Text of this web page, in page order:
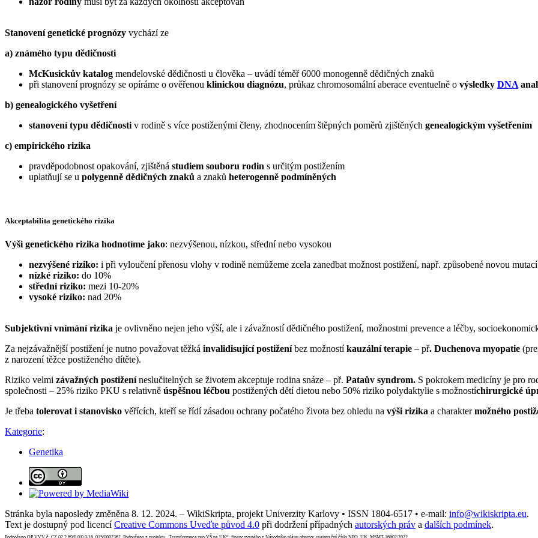
Stanovení genetické prognózy vychází ze
a) známého typu dědičnosti
McKusickův katalog mendelovské dědičnosti u člověka – uvádí téměř 6000 monogenně dědičných znaků
při stanovení prognózy se opíráme o ověřenou klinickou diagnózu, průkaz chromosomální aberace eventuelně o výsledky DNA
b) genealogického vyšetření
stanovení typu dědičnosti v rodině s více postiženými členy, zhodnocením štěpných poměrů zjištěných genealogickým vyšetřením
c) empirického rizika
pravděpodobnost opakování, zjištěná studiem souboru rodin s určitým postižením
uplatňují se u polygenně dědičných znaků a znaků heterogenně podmíněných
Akceptabilita genetického rizika
Výši genetického rizika hodnotíme jako: nezvýšenou, nízkou, střední nebo vysokou
nezvýšené riziko: i při vyloučení přenosu vlohy v rodině nemůžeme zcela zanedbat možnost postižení, např. způsobené novou mutací
nízké riziko: do 10%
střední riziko: mezi 10-20%
vysoké riziko: nad 20%
Subjektivní vnímání rizika je ovlivněno nejen jeho výší, ale i závažností dědičného postižení, možnostmi prevence a léčby,
Za nejzávažnější postižení je nutno považovat těžká invalidisující postiženíbez možnostíkauzální terapie – př. Duchenova myopatie
z narození těžce postiženého dítěte).
Riziko velmi závažných postiženíneslučitelných se životem akceptuje rodina snáze – př. Pataův syndrom. S pokrokem medicíny je pro
společnosti – 25% riziko PKU s relativně úspěšnou léčbou postižených dětí dietou nebo 50% riziko polydaktylie s možnostíchirurgické
Je třeba tolerovat i stanovisko věřících, kteří se řídí zásadou ochrany počatého života bez ohledu na výši rizika a charaktermožného
Kategorie:
Genetika
Stránka byla naposledy změněna 8. 12. 2024. – WikiSkripta, projekt Univerzity Karlovy • ISSN 1804-6517 • e-mail: info@wikiskripta.eu.
Text je dostupný pod licencíCreative Commons Uveďte původ 4.0 při dodržení případných autorských práv a dalších podmínek.